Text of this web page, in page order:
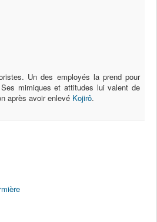
Un des employés la prend pour
mimiques et attitudes lui valent de
après avoir enlevé Kojirô.